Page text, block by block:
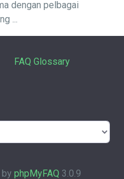
dengan pelbagai
...
FAQ Glossary
phpMyFAQ 3.0.9